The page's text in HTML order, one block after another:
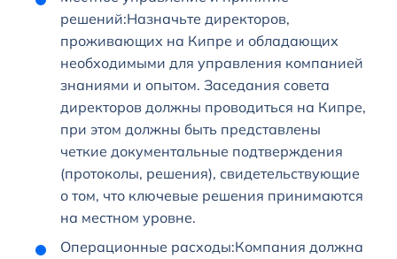
решений:Назначьте директоров,
проживающих на Кипре и обладающих
необходимыми для управления компанией
знаниями и опытом. Заседания совета
директоров должны проводиться на Кипре,
при этом должны быть представлены
четкие документальные подтверждения
(протоколы, решения), свидетельствующие
о том, что ключевые решения принимаются
на местном уровне.
Операционные расходы:Компания должна